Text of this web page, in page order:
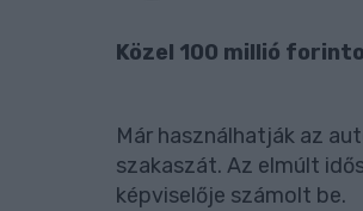
Közel 100 millió
Már használhatják az
szakaszát. Az elmúlt
képviselője számolt be.